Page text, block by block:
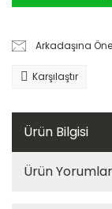
Arkadaşına
Karşılaştır
Ürün Bilgisi
Ürün